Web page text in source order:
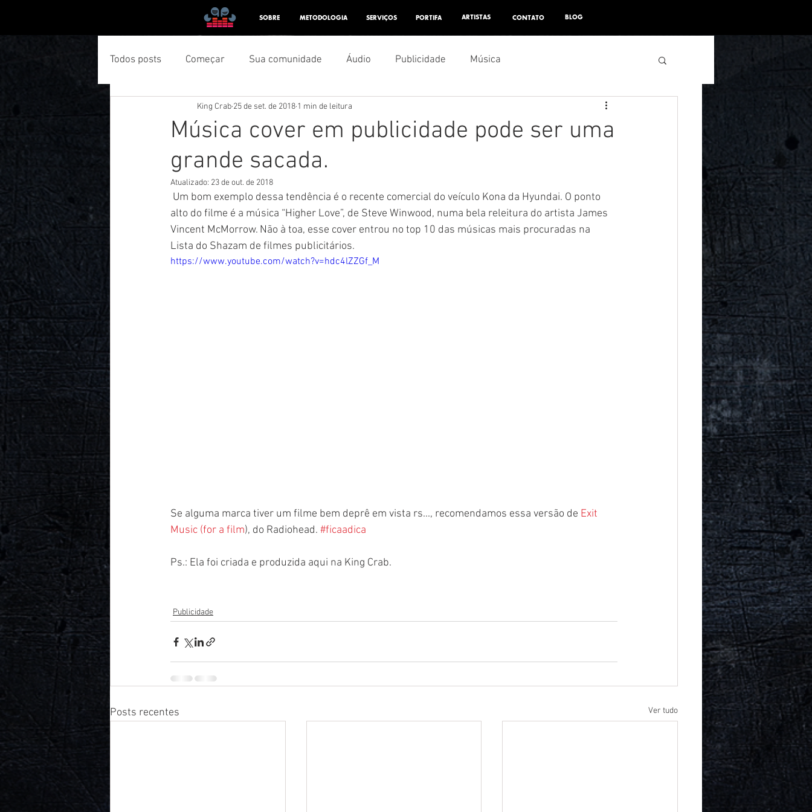
SOBRE METODOLOGIA SERVIÇOS PORTIFA ARTISTAS CONTATO BLOG
Todos posts Começar Sua comunidade Áudio Publicidade Música
Música cover em publicidade pode ser uma
grande sacada.
King Crab 25 de set. de 2018 1 min de leitura
Atualizado: 23 de out. de 2018
alto do filme é a música “Higher Love”, de Steve Winwood, numa bela releitura do artista James
Vincent McMorrow. Não à toa, esse cover entrou no top 10 das músicas mais procuradas na
Lista do Shazam de filmes publicitários.
https://www.youtube.com/watch?v=hdc4lZZGf_M
Se alguma marca tiver um filme bem deprê em vista rs..., recomendamos essa versão de Exit
Music (for a film), do Radiohead. #ficaadica
Ps.: Ela foi criada e produzida aqui na King Crab.
Publicidade
Posts recentes Ver tudo